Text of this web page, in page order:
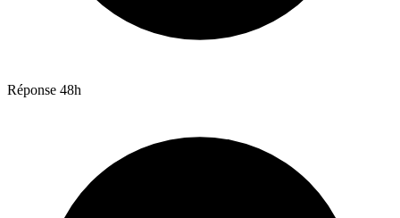
Réponse 48h